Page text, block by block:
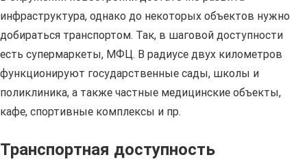
инфраструктура, однако до некоторых объектов нужно
добираться транспортом. Так, в шаговой доступности
есть супермаркеты, МФЦ. В радиусе двух километров
функционируют государственные сады, школы и
поликлиника, а также частные медицинские объекты,
кафе, спортивные комплексы и пр.
Транспортная доступность